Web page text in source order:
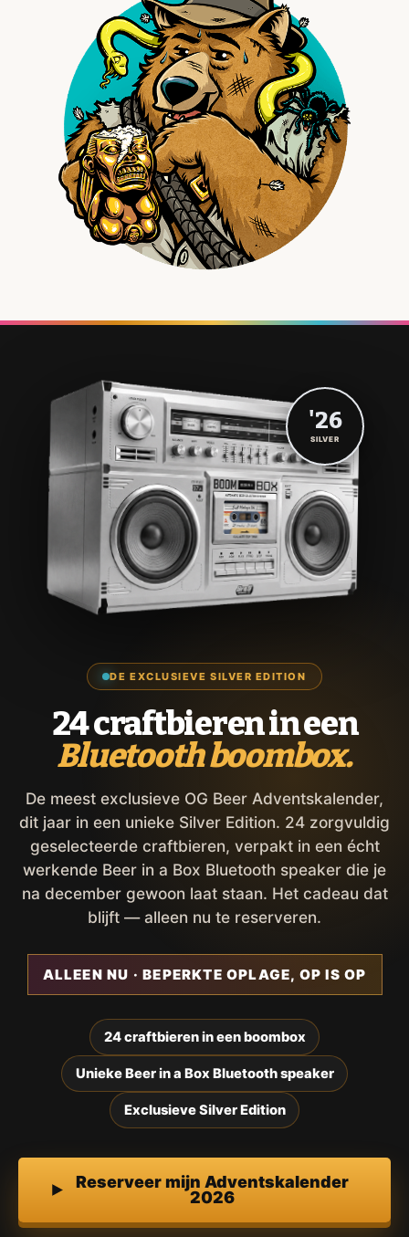
DE EXCLUSIEVE SILVER EDITION
24 craftbieren in een
Bluetooth boombox.
De meest exclusieve OG Beer Adventskalender,
dit jaar in een unieke Silver Edition. 24 zorgvuldig
geselecteerde craftbieren, verpakt in een écht
werkende Beer in a Box Bluetooth speaker die je
na december gewoon laat staan. Het cadeau dat
blijft — alleen nu te reserveren.
ALLEEN NU · BEPERKTE OPLAGE, OP IS OP
24 craftbieren in een boombox
Unieke Beer in a Box Bluetooth speaker
Exclusieve Silver Edition
Reserveer mijn Adventskalender
2026
'26
SILVER